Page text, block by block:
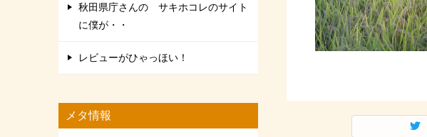
秋田県庁さんの サキホコレのサイト
に僕が・・
レビューがひゃっほい！
メタ情報